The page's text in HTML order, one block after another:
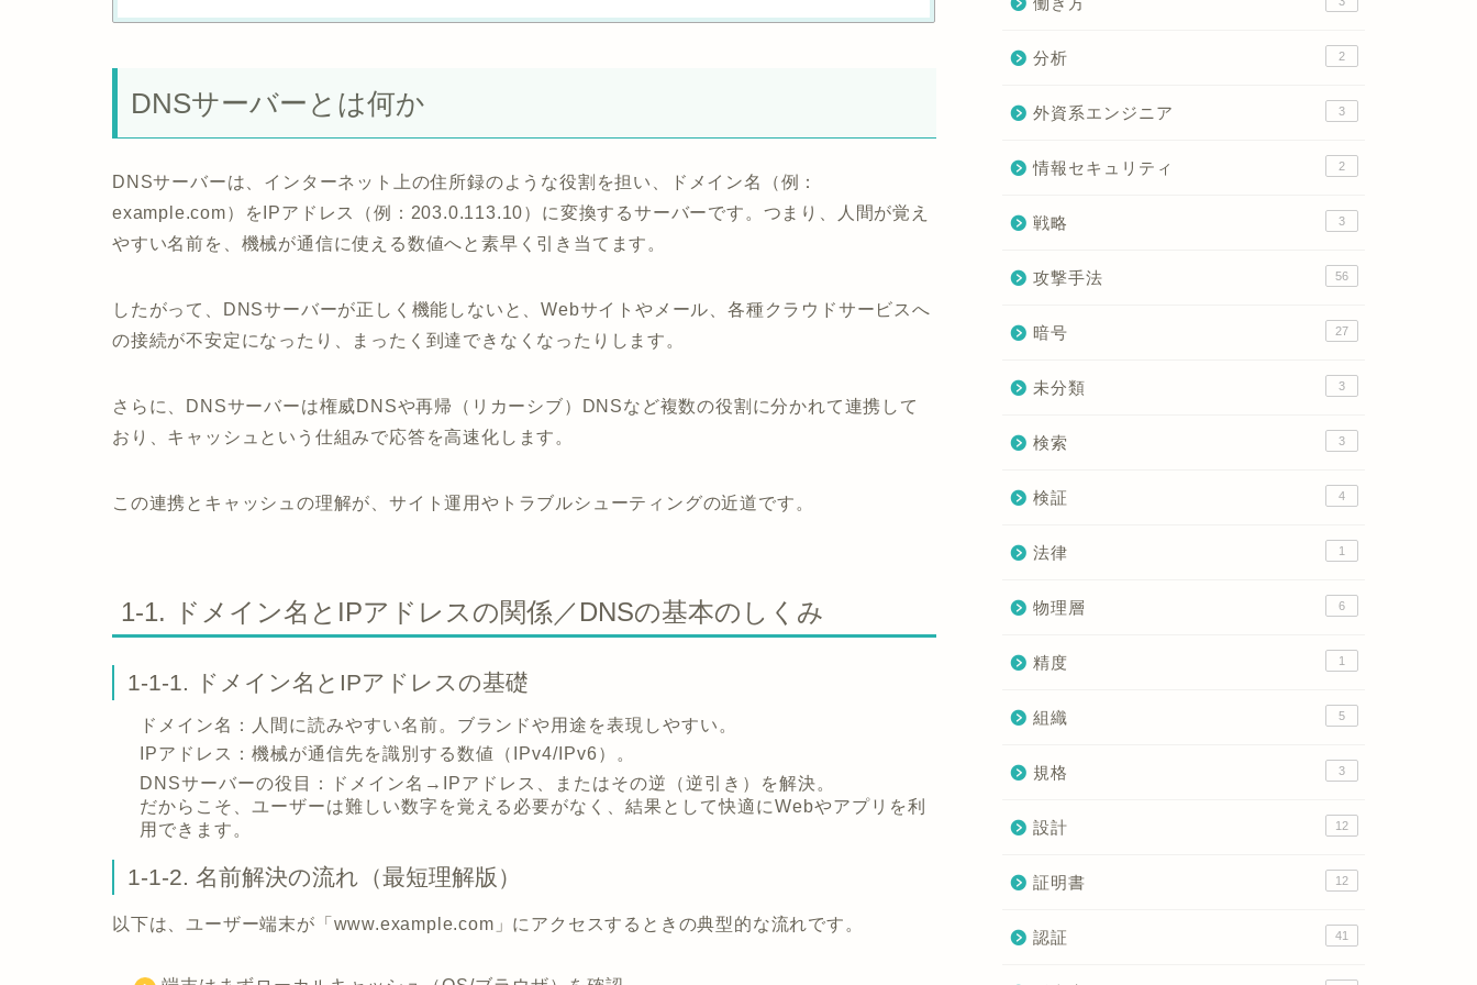
DNSサーバーとは何か
DNSサーバーは、インターネット上の住所録のような役割を担い、ドメイン名（例：
example.com）をIPアドレス（例：203.0.113.10）に変換するサーバーです。つまり、人間が覚え
やすい名前を、機械が通信に使える数値へと素早く引き当てます。
したがって、DNSサーバーが正しく機能しないと、Webサイトやメール、各種クラウドサービスへ
の接続が不安定になったり、まったく到達できなくなったりします。
さらに、DNSサーバーは権威DNSや再帰（リカーシブ）DNSなど複数の役割に分かれて連携して
おり、キャッシュという仕組みで応答を高速化します。
この連携とキャッシュの理解が、サイト運用やトラブルシューティングの近道です。
1-1. ドメイン名とIPアドレスの関係／DNSの基本のしくみ
1-1-1. ドメイン名とIPアドレスの基礎
ドメイン名 ：人間に読みやすい名前。ブランドや用途を表現しやすい。
IPアドレス ：機械が通信先を識別する数値（IPv4/IPv6）。
DNSサーバーの役目
：ドメイン名→IPアドレス、またはその逆（逆引き）を解決。
だからこそ、ユーザーは難しい数字を覚える必要がなく、結果として快適にWebやアプリを利
用できます。
1-1-2. 名前解決の流れ（最短理解版）
以下は、ユーザー端末が「www.example.com」にアクセスするときの典型的な流れです。
分析 2
外資系エンジニア 3
情報セキュリティ 2
戦略 3
攻撃手法 56
暗号 27
未分類 3
検索 3
検証 4
法律 1
物理層 6
精度 1
組織 5
規格 3
設計 12
証明書 12
認証 41